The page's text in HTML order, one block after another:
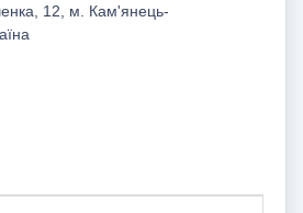
12, м. Кам'янець-